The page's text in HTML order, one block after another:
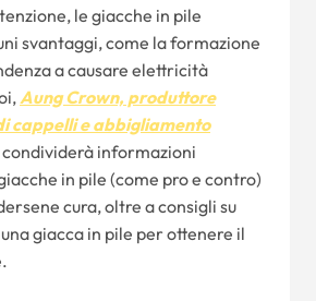
le giacche in pile
svantaggi, come la formazione
a causare elettricità
Aung Crown, produttore
cappelli e abbigliamento
condividerà informazioni
in pile (come pro e contro)
cura, oltre a consigli su
giacca in pile per ottenere il